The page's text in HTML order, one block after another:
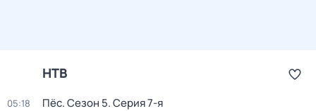
НТВ
05:18 Пёс. Сезон 5. Серия 7-я